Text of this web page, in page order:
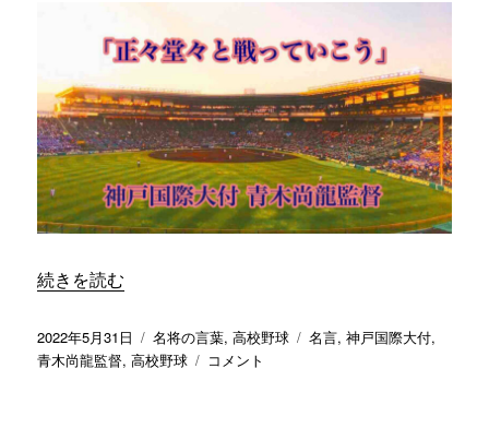
“「正々堂々と戦っていこう」／ 神戸国際大付 青木尚龍
続きを読む
投
稿
2022年5月31日
カ
テ
名将の言葉,高校野球
タ
名言,神戸国際大付,
青木尚龍監督,高校野球
「正々
コメント